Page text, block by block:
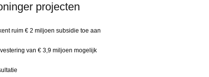
projecten
ruim € 2 miljoen subsidie toe aan
van € 3,9 miljoen mogelijk